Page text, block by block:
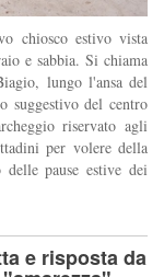
chiosco estivo vista
e sabbia. Si chiama
lungo l'ansa del
suggestivo del centro
riservato agli
per volere della
pause estive dei
e risposta da